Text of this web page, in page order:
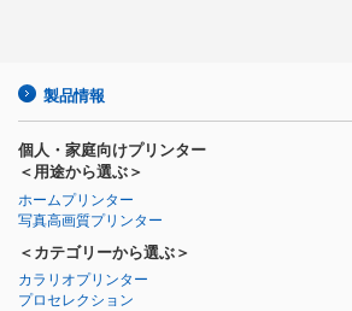
製品情報
個人・家庭向けプリンター
＜用途から選ぶ＞
ホームプリンター
写真高画質プリンター
＜カテゴリーから選ぶ＞
カラリオプリンター
プロセレクション